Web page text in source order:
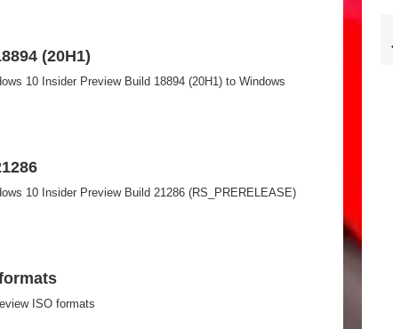
(20H1)
10 Insider Preview Build 18894 (20H1) to Windows
10 Insider Preview Build 21286 (RS_PRERELEASE)
ISO formats